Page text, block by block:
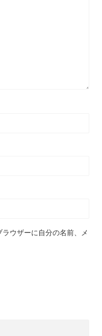
ウザーに自分の名前、メ